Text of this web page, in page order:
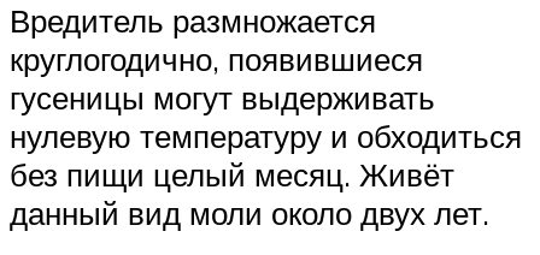
Вредитель размножается
круглогодично, появившиеся
гусеницы могут выдерживать
нулевую температуру и обходиться
без пищи целый месяц. Живёт
данный вид моли около двух лет.